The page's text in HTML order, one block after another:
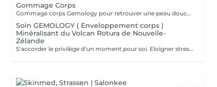
Gommage Corps
Gommage corps Gemology pour retrouver une peau douce et veloutée.
Soin GEMOLOGY ( Enveloppement corps )
Minéralisant du Volcan Rotura de Nouvelle-
Zélande
S'accorder le privilège d'un moment pour soi. Eloigner stress et fatigue. Profiter sans retenue des bienfaits énergisants d'un soin de remise en forme.